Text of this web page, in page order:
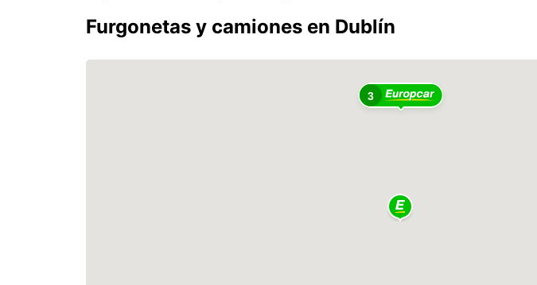
Furgonetas y camiones en Dublín
3